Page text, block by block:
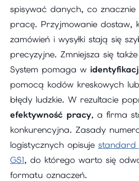
spisywać danych, co znacznie
pracę. Przyjmowanie dostaw,
zamówień i wysyłki stają się
precyzyjne. Zmniejsza się
System pomaga w
pomocą kodów kreskowych
błędy ludzkie. W rezultacie
efektywność pracy, a firma
konkurencyjna. Zasady
logistycznych opisuje standard
GS1, do którego warto się
formatu oznaczeń.